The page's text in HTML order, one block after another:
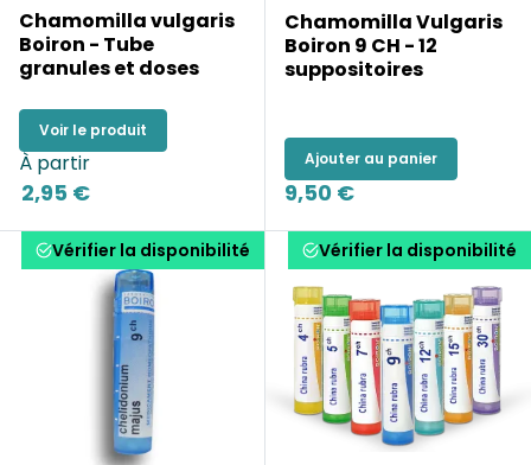
Chamomilla vulgaris
Boiron - Tube
granules et doses
Voir le produit
À partir
2,95 €
Chamomilla Vulgaris
Boiron 9 CH - 12
suppositoires
Ajouter au panier
9,50 €
Vérifier la disponibilité Vérifier la disponibilité